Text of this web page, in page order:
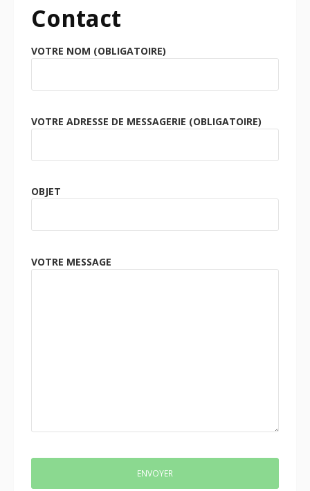
Contact
VOTRE NOM (OBLIGATOIRE)
VOTRE ADRESSE DE MESSAGERIE (OBLIGATOIRE)
OBJET
VOTRE MESSAGE